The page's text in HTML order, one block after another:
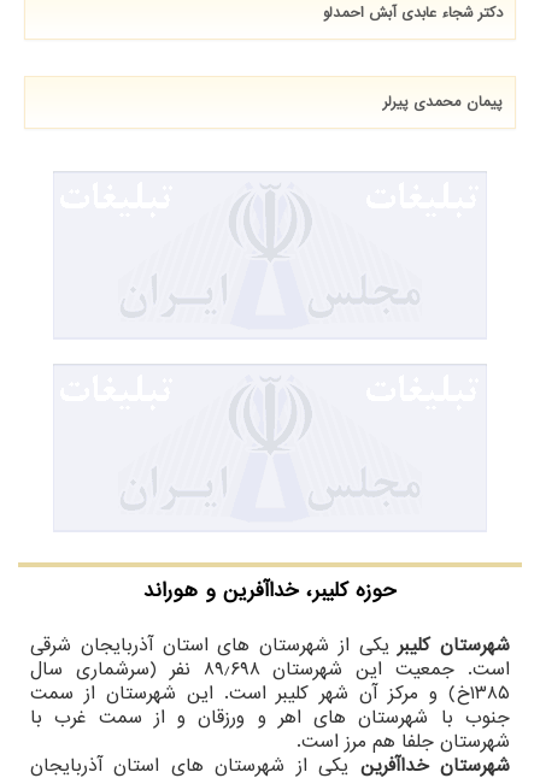
دکتر شجاء عابدی آبش احمدلو
پيمان محمدي پيرلر
حوزه کلیبر، خداآفرین و هوراند
شهرستان کلیبریکی از شهرستان های استان آذربایجان شرقی
است. جمعیت این شهرستان ۸۹٫۶۹۸ نفر (سرشماری سال
۱۳۸۵خ) و مرکز آن شهر کلیبر است. این شهرستان از سمت
جنوب با شهرستان های اهر و ورزقان و از سمت غرب با
شهرستان جلفا هم مرز است.
شهرستان خداآفرین یکی از شهرستان های استان آذربایجان